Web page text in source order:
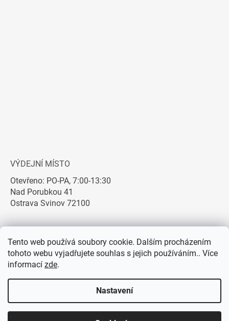
Tento web používá soubory cookie. Dalším procházením
tohoto webu vyjadřujete souhlas s jejich používáním.. Více
informací zde.
Nastavení
VÝDEJNÍ MÍSTO
Otevřeno: PO-PA, 7:00-13:30
Nad Porubkou 41
Ostrava Svinov 72100